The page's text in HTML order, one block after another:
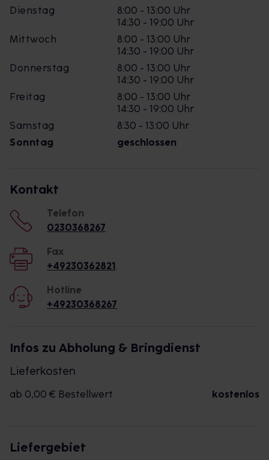
Dienstag
8:00 - 13:00 Uhr
14:30 - 19:00 Uhr
Mittwoch
8:00 - 13:00 Uhr
14:30 - 19:00 Uhr
Donnerstag
8:00 - 13:00 Uhr
14:30 - 19:00 Uhr
Freitag
8:00 - 13:00 Uhr
14:30 - 19:00 Uhr
Samstag
8:30 - 13:00 Uhr
Sonntag
geschlossen
Kontakt
Telefon
0230368267
Fax
+49230362821
Hotline
+49230368267
Infos zu Abholung & Bringdienst
Lieferkosten
ab 0,00 € Bestellwert kostenlos
Liefergebiet